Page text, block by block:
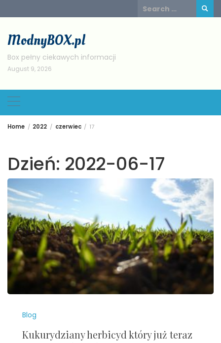
to
Search
for:
ModnyBOX.pl
Box pełny ciekawych informacji
August 9, 2026
Home 2022 czerwiec 17
Dzień: 2022-06-17
Blog
Kukurydziany herbicyd który już teraz